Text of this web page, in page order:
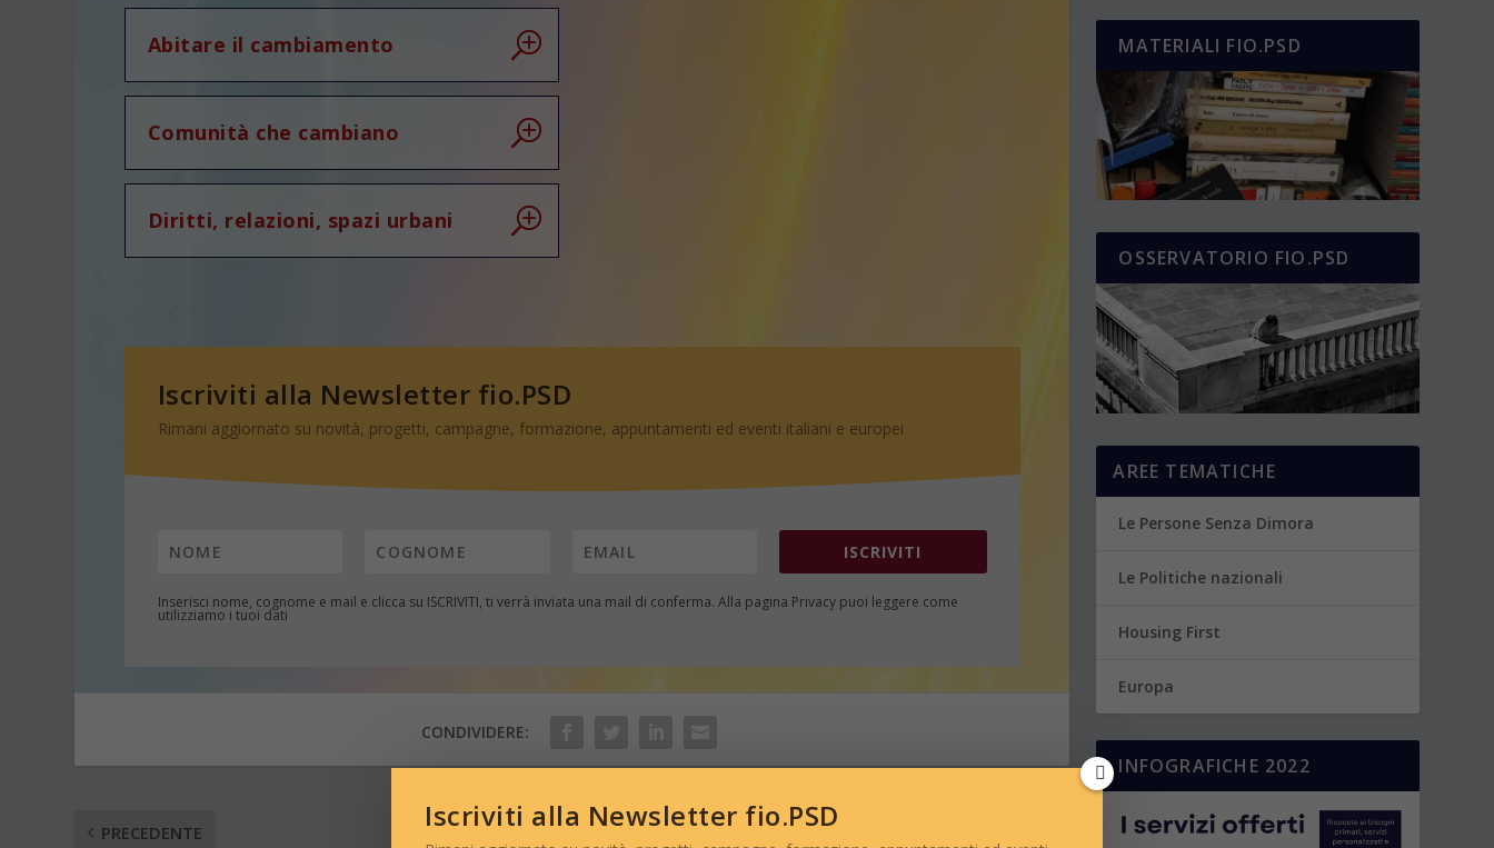
Abitare il cambiamento
Comunità che cambiano
Diritti, relazioni, spazi urbani
Iscriviti alla Newsletter fio.PSD
Rimani aggiornato su novità, progetti, campagne, formazione, appuntamenti ed eventi italiani e europei
ISCRIVITI
Inserisci nome, cognome e mail e clicca su ISCRIVITI, ti verrà inviata una mail di conferma. Alla pagina Privacypuoi leggere come
utilizziamo i tuoi dati
CONDIVIDERE:
PRECEDENTE
MATERIALI FIO.PSD
OSSERVATORIO FIO.PSD
AREE TEMATICHE
Le Persone Senza Dimora
Le Politiche nazionali
Housing First
Europa
INFOGRAFICHE 2022
Iscriviti alla Newsletter fio.PSD